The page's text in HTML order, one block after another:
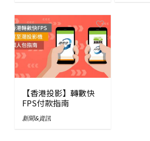
【香港投影】轉數快
FPS付款指南
新聞&資訊